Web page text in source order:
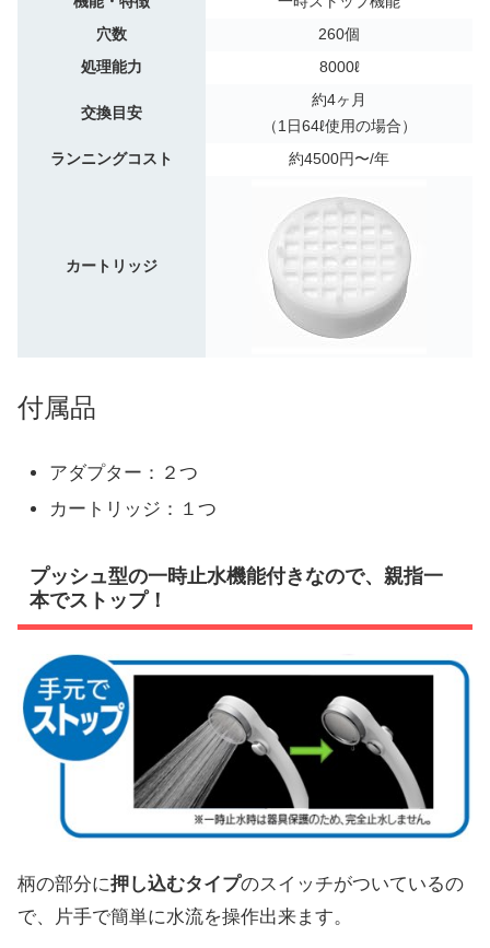
穴数
260個
処理能力
8000ℓ
交換目安
約4ヶ月
（1日64ℓ使用の場合）
ランニングコスト
約4500円〜/年
カートリッジ
付属品
アダプター：２つ
カートリッジ：１つ
プッシュ型の一時止水機能付きなので、親指一
本でストップ！
柄の部分に押し込むタイプのスイッチがついているの
で、片手で簡単に水流を操作出来ます。